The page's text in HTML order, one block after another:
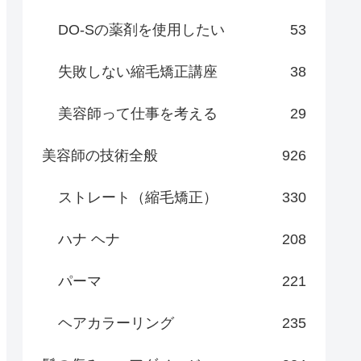
DO-Sの薬剤を使用したい 53
失敗しない縮毛矯正講座 38
美容師って仕事を考える 29
美容師の技術全般 926
ストレート（縮毛矯正） 330
ハナ ヘナ 208
パーマ 221
ヘアカラーリング 235